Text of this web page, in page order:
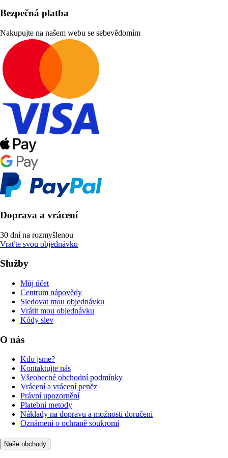
Bezpečná platba
Nakupujte na našem webu se sebevědomím
Doprava a vrácení
30 dní na rozmyšlenou
Vraťte svou objednávku
Služby
Můj účet
Centrum nápovědy
Sledovat mou objednávku
Vrátit mou objednávku
Kódy slev
O nás
Kdo jsme?
Kontaktujte nás
Všeobecné obchodní podmínky
Vrácení a vrácení peněz
Právní upozornění
Platební metody
Náklady na dopravu a možnosti doručení
Oznámení o ochraně soukromí
Naše obchody